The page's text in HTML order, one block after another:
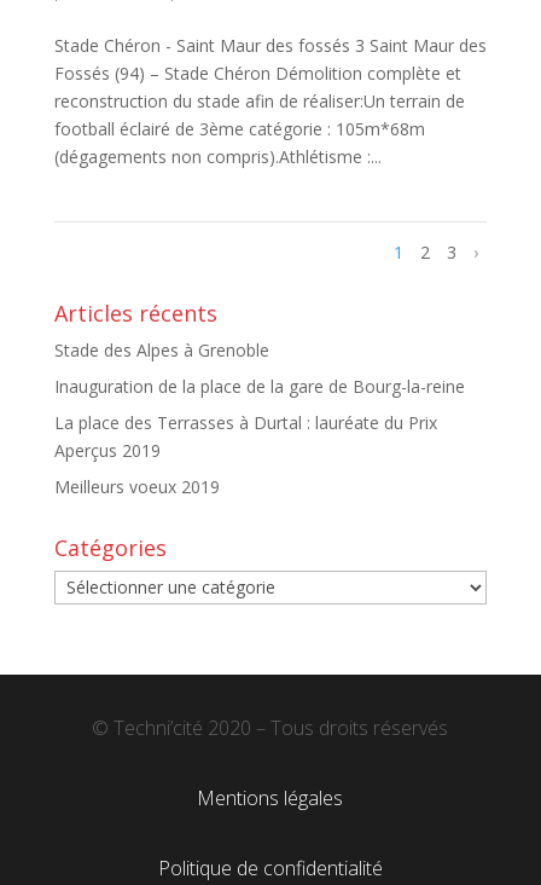
Stade Chéron - Saint Maur des fossés 3 Saint Maur des
Fossés (94) – Stade Chéron Démolition complète et
reconstruction du stade afin de réaliser:Un terrain de
football éclairé de 3ème catégorie : 105m*68m
(dégagements non compris).Athlétisme :...
1 2 3 ›
Articles récents
Stade des Alpes à Grenoble
Inauguration de la place de la gare de Bourg-la-reine
La place des Terrasses à Durtal : lauréate du Prix
Aperçus 2019
Meilleurs voeux 2019
Catégories
Catégories
© Techni’cité 2020 – Tous droits réservés
Mentions légales
Politique de confidentialité